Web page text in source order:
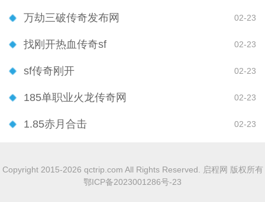
万劫三破传奇发布网 02-23
找刚开热血传奇sf 02-23
sf传奇刚开 02-23
185单职业火龙传奇网 02-23
1.85赤月合击 02-23
Copyright 2015-2026 qctrip.com All Rights Reserved. 启程网 版权所有
鄂ICP备2023001286号-23